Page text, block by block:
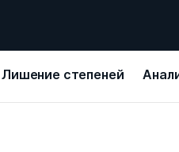
Лишение степеней